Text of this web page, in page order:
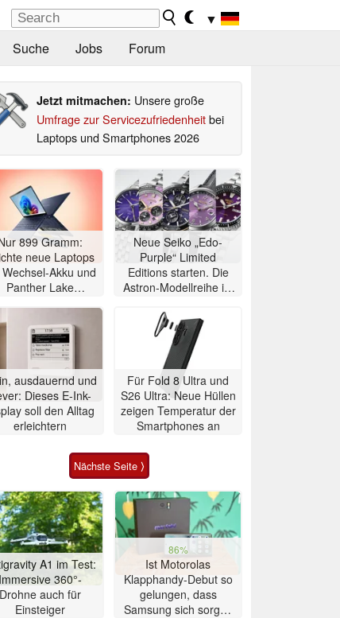
▼
Suche Jobs Forum
Jetzt mitmachen: Unsere große
Umfrage zur Servicezufriedenheitbei
Laptops und Smartphones 2026
899 Gramm:
neue Laptops
Akku und
Panther Lake
Neue Seiko „Edo-
Purple“ Limited
Editions starten. Die
Astron-Modellreihe ist
limitiert
ausdauernd und
Dieses E-Ink-
soll den Alltag
erleichtern
Für Fold 8 Ultra und
S26 Ultra: Neue Hüllen
zeigen Temperatur der
Smartphones an
Nächste Seite ⟩
A1 im Test:
Immersive 360°-
Drohne auch für
Einsteiger
86%
Ist Motorolas
Klapphandy-Debut so
gelungen, dass
Samsung sich sorgen